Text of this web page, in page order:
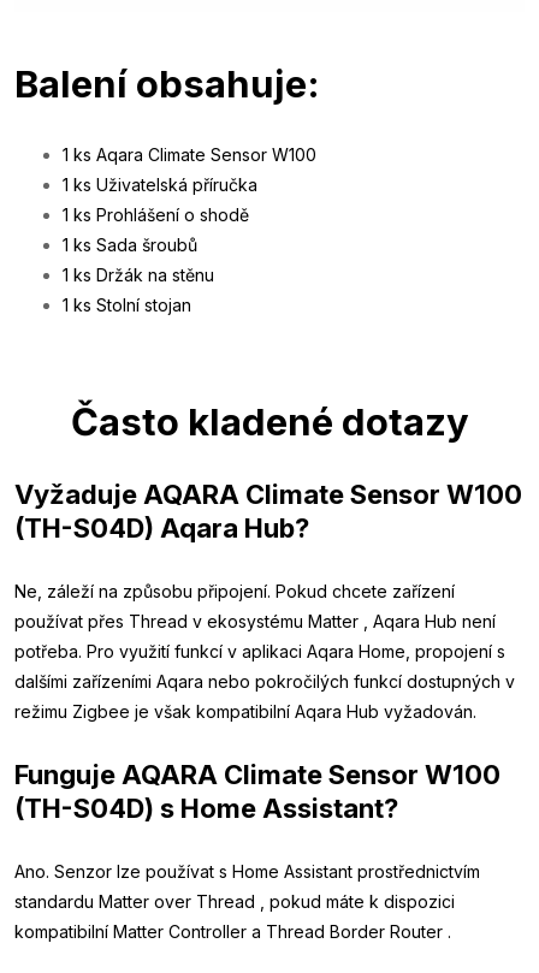
Balení obsahuje:
1 ks Aqara Climate Sensor W100
1 ks Uživatelská příručka
1 ks Prohlášení o shodě
1 ks Sada šroubů
1 ks Držák na stěnu
1 ks Stolní stojan
Často kladené dotazy
Vyžaduje AQARA Climate Sensor W100
(TH-S04D) Aqara Hub?
Ne, záleží na způsobu připojení. Pokud chcete zařízení
používat přes Thread v ekosystému Matter , Aqara Hub není
potřeba. Pro využití funkcí v aplikaci Aqara Home, propojení s
dalšími zařízeními Aqara nebo pokročilých funkcí dostupných v
režimu Zigbee je však kompatibilní Aqara Hub vyžadován.
Funguje AQARA Climate Sensor W100
(TH-S04D) s Home Assistant?
Ano. Senzor lze používat s Home Assistant prostřednictvím
standardu Matter over Thread , pokud máte k dispozici
kompatibilní Matter Controller a Thread Border Router .